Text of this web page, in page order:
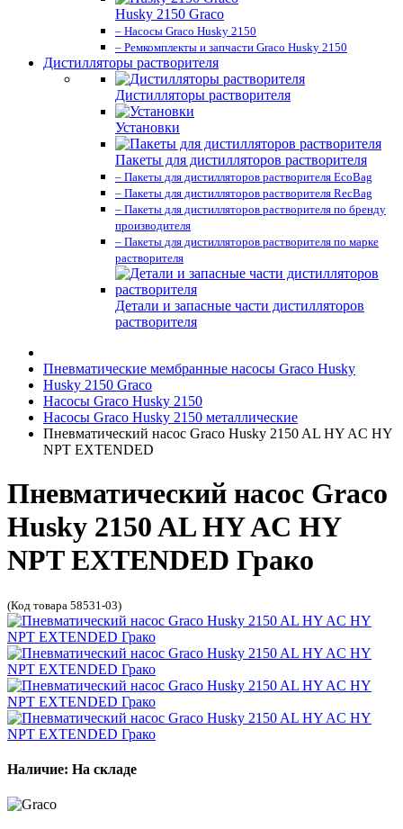
Husky 2150 Graco
– Насосы Graco Husky 2150
– Ремкомплекты и запчасти Graco Husky 2150
Дистилляторы растворителя
Дистилляторы растворителя
Установки
Пакеты для дистилляторов растворителя
– Пакеты для дистилляторов растворителя EcoBag
– Пакеты для дистилляторов растворителя RecBag
– Пакеты для дистилляторов растворителя по бренду
производителя
– Пакеты для дистилляторов растворителя по марке
растворителя
Детали и запасные части дистилляторов
растворителя
Пневматические мембранные насосы Graco Husky
Husky 2150 Graco
Насосы Graco Husky 2150
Насосы Graco Husky 2150 металлические
Пневматический насос Graco Husky 2150 AL HY AC HY
NPT EXTENDED
Пневматический насос Graco
Husky 2150 AL HY AC HY
NPT EXTENDED Грако
(Код товара 58531-03)
Наличие: На складе